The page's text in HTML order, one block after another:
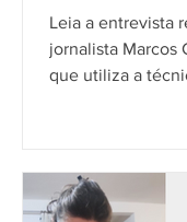
Leia a entrevista
jornalista Marcos
que utiliza a